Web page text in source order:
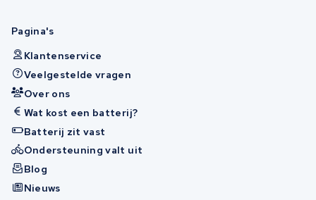
Pagina's
Klantenservice
Veelgestelde vragen
Over ons
Wat kost een batterij?
Batterij zit vast
Ondersteuning valt uit
Blog
Nieuws